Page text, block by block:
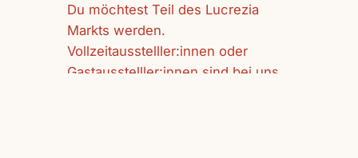
Du möchtest Teil des Lucrezia
Markts werden.
Vollzeitausstelller:innen oder
Gastausstelller:innen sind bei uns